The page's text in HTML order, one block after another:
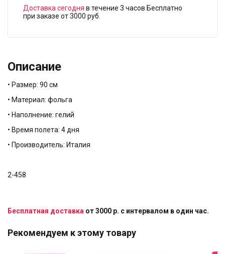
Доставка сегодня в течение 3 часов Бесплатно
при заказе от 3000 руб.
Описание
• Размер: 90 см
• Материал: фольга
• Наполнение: гелий
• Время полета: 4 дня
• Производитель: Италия
2-458
Бесплатная доставка от 3000 р. с интервалом в один час.
Рекомендуем к этому товару